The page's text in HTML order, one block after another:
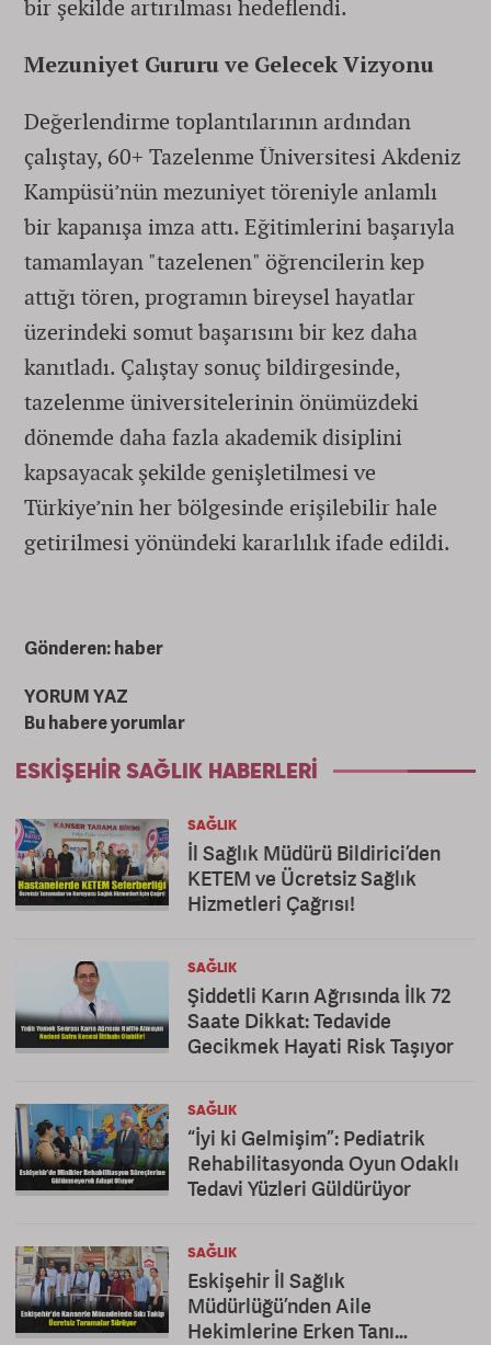
bir şekilde artırılması hedeflendi.
Mezuniyet Gururu ve Gelecek Vizyonu
Değerlendirme toplantılarının ardından
çalıştay, 60+ Tazelenme Üniversitesi Akdeniz
Kampüsü’nün mezuniyet töreniyle anlamlı
bir kapanışa imza attı. Eğitimlerini başarıyla
tamamlayan "tazelenen" öğrencilerin kep
attığı tören, programın bireysel hayatlar
üzerindeki somut başarısını bir kez daha
kanıtladı. Çalıştay sonuç bildirgesinde,
tazelenme üniversitelerinin önümüzdeki
dönemde daha fazla akademik disiplini
kapsayacak şekilde genişletilmesi ve
Türkiye’nin her bölgesinde erişilebilir hale
getirilmesi yönündeki kararlılık ifade edildi.
Gönderen: haber
YORUM YAZ
Bu habere yorumlar
ESKIŞEHIR SAĞLIK HABERLERI
SAĞLIK
İl Sağlık Müdürü Bildirici’den
KETEM ve Ücretsiz Sağlık
Hizmetleri Çağrısı!
SAĞLIK
Şiddetli Karın Ağrısında İlk 72
Saate Dikkat: Tedavide
Gecikmek Hayati Risk Taşıyor
SAĞLIK
“İyi ki Gelmişim”: Pediatrik
Rehabilitasyonda Oyun Odaklı
Tedavi Yüzleri Güldürüyor
SAĞLIK
Eskişehir İl Sağlık
Müdürlüğü’nden Aile
Hekimlerine Erken Tanı